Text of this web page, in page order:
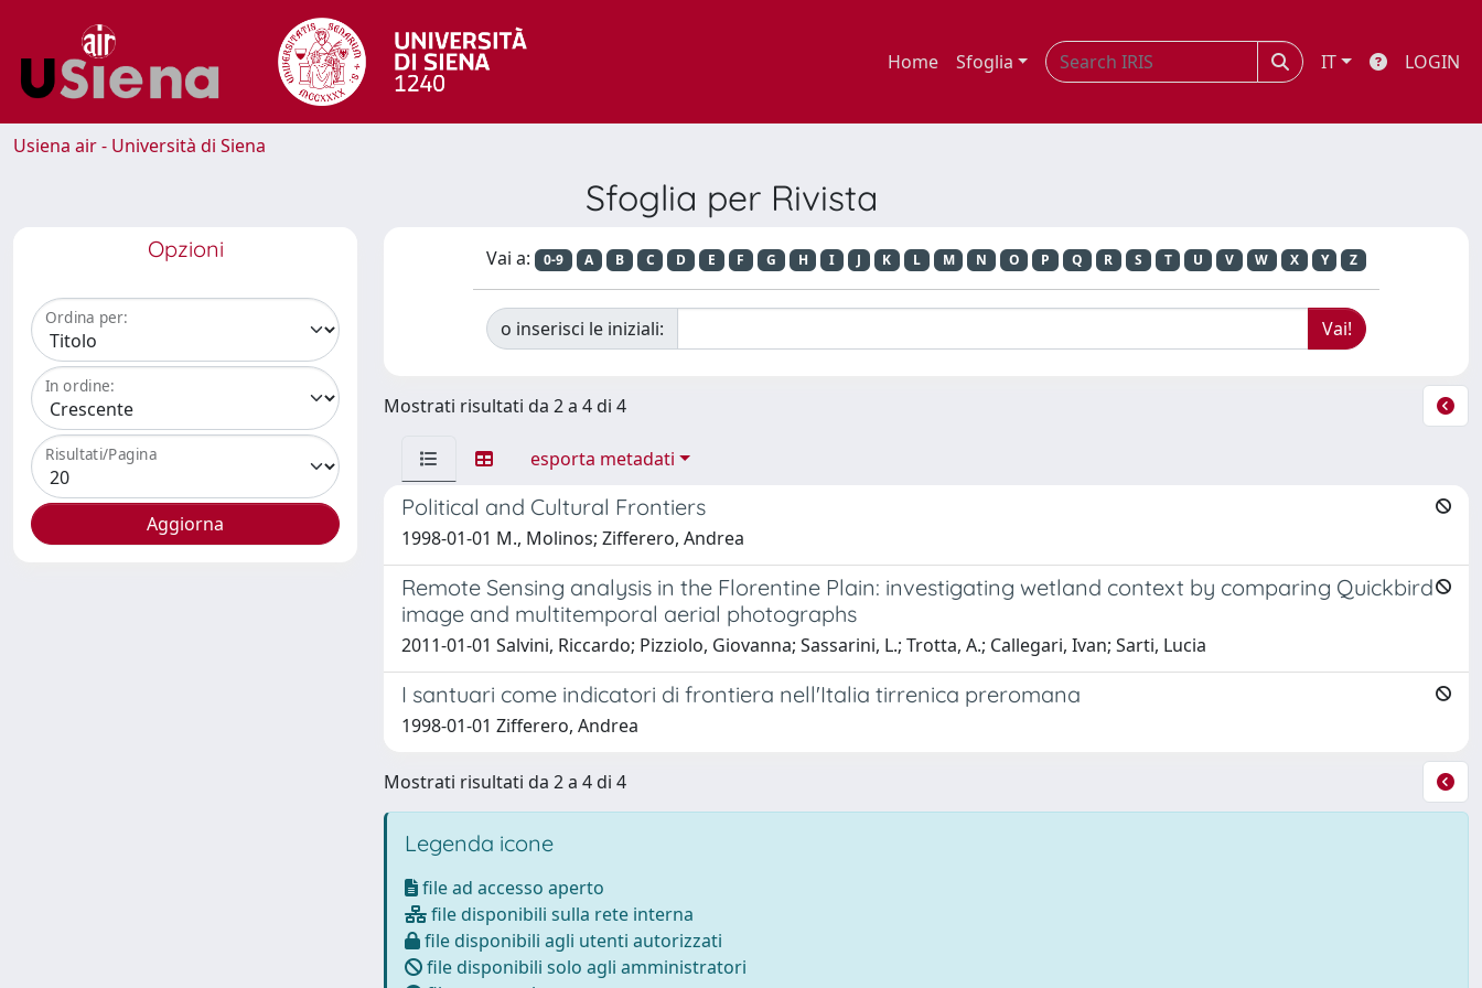
Home Sfoglia IT LOGIN
Usiena air - Università di Siena
Sfoglia per Rivista
Opzioni
Ordina per:
In ordine:
Risultati/Pagina
Vai a: 0-9 A B C D E F G H I J K L M N O P Q R S T U V W X Y Z
o inserisci le iniziali:
Mostrati risultati da 2 a 4 di 4
esporta metadati
Political and Cultural Frontiers
1998-01-01 M., Molinos; Zifferero, Andrea
Remote Sensing analysis in the Florentine Plain: investigating wetland context by comparing Quickbird
image and multitemporal aerial photographs
2011-01-01 Salvini, Riccardo; Pizziolo, Giovanna; Sassarini, L.; Trotta, A.; Callegari, Ivan; Sarti, Lucia
I santuari come indicatori di frontiera nell'Italia tirrenica preromana
1998-01-01 Zifferero, Andrea
Mostrati risultati da 2 a 4 di 4
Legenda icone
file ad accesso aperto
file disponibili sulla rete interna
file disponibili agli utenti autorizzati
file disponibili solo agli amministratori